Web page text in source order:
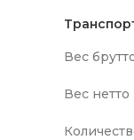
Вес
Вес нетто